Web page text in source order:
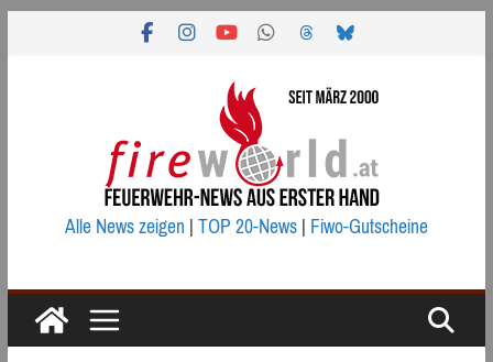
Alle News zeigen|TOP 20-News|Fiwo-Gutscheine